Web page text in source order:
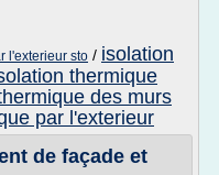
l'exterieur sto / isolation
thermique
des murs
par l'exterieur
de façade et